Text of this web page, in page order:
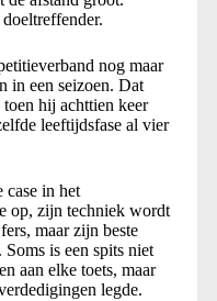
nog maar
in een seizoen. Dat
hij achttien keer
leeftijdsfase al vier
in het
op, zijn techniek wordt
maar zijn beste
is een spits niet
aan elke toets, maar
legde.